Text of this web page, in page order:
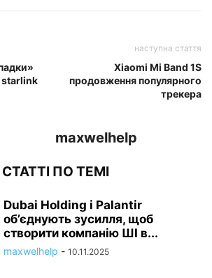
starlink
наступна стаття
Xiaomi Mi Band 1S
продовження популярного
трекера
maxwelhelp
СТАТТІ ПО ТЕМІ
Dubai Holding і Palantir
об’єднують зусилля, щоб
створити компанію ШІ в...
maxwelhelp - 10.11.2025